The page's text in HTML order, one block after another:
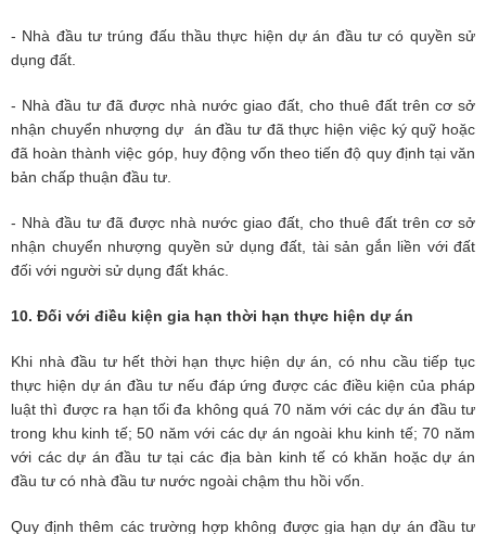
- Nhà đầu tư trúng đấu thầu thực hiện dự án đầu tư có quyền sử
dụng đất.
- Nhà đầu tư đã được nhà nước giao đất, cho thuê đất trên cơ sở
nhận chuyển nhượng dự án đầu tư đã thực hiện việc ký quỹ hoặc
đã hoàn thành việc góp, huy động vốn theo tiến độ quy định tại văn
bản chấp thuận đầu tư.
- Nhà đầu tư đã được nhà nước giao đất, cho thuê đất trên cơ sở
nhận chuyển nhượng quyền sử dụng đất, tài sản gắn liền với đất
đối với người sử dụng đất khác.
10. Đối với điều kiện gia hạn thời hạn thực hiện dự án
Khi nhà đầu tư hết thời hạn thực hiện dự án, có nhu cầu tiếp tục
thực hiện dự án đầu tư nếu đáp ứng được các điều kiện của pháp
luật thì được ra hạn tối đa không quá 70 năm với các dự án đầu tư
trong khu kinh tế; 50 năm với các dự án ngoài khu kinh tế; 70 năm
với các dự án đầu tư tại các địa bàn kinh tế có khăn hoặc dự án
đầu tư có nhà đầu tư nước ngoài chậm thu hồi vốn.
Quy định thêm các trường hợp không được gia hạn dự án đầu tư